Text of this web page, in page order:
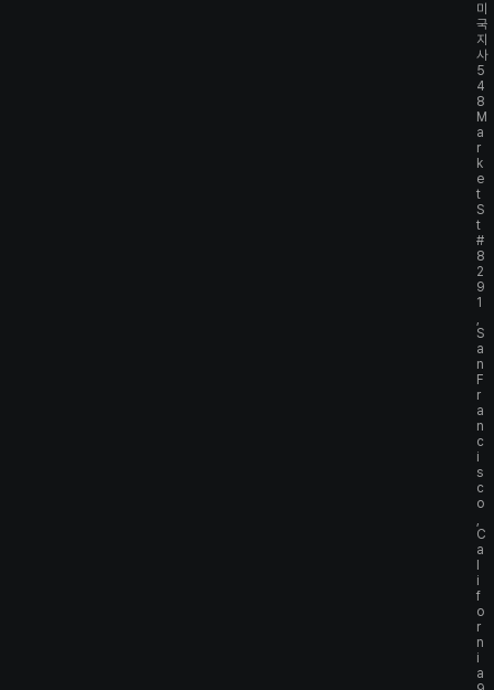
미
국
지
사
5
4
8
M
a
r
k
e
t
S
t
#
8
2
9
1
S
a
n
F
r
a
n
c
i
s
c
o
C
a
i
f
o
r
n
i
a